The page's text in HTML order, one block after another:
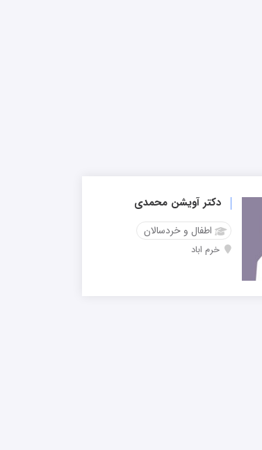
دکتر آویشن محمدی
اطفال و خردسالان
خرم اباد